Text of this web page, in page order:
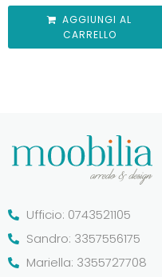
AGGIUNGI AL
CARRELLO
Ufficio: 0743521105
Sandro: 3357556175
Mariella: 3355727708